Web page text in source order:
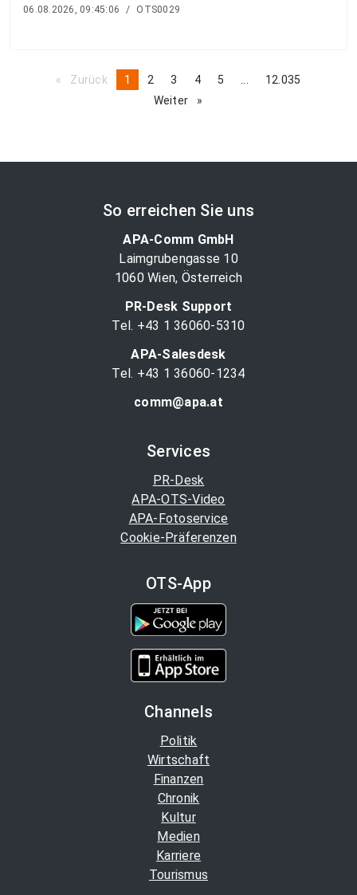
06.08.2026, 09:45:06 / OTS0029
Zurück pageYou're
1 page
2 page
3 page
4 page
5 pagepage
12.035
Weiter
page
So erreichen Sie uns
APA-Comm GmbH
Laimgrubengasse 10
1060 Wien, Österreich
PR-Desk Support
Tel. +43 1 36060-5310
APA-Salesdesk
Tel. +43 1 36060-1234
comm@apa.at
Services
PR-Desk
APA-OTS-Video
APA-Fotoservice
Cookie-Präferenzen
OTS-App
Channels
Politik
Wirtschaft
Finanzen
Chronik
Kultur
Medien
Karriere
Tourismus